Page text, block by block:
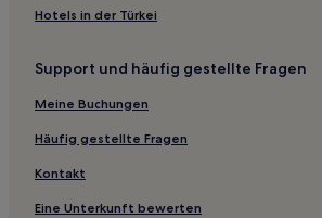
3-Sterne-Hotels in Barrio Italia
Hotels nahe Station Bío Bío
Hotels nahe Station Rondizzoni
Hotels nahe Estadio Nacional de Chile
Hotels in der Türkei
Support und häufig gestellte Fragen
Meine Buchungen
Häufig gestellte Fragen
Kontakt
Eine Unterkunft bewerten